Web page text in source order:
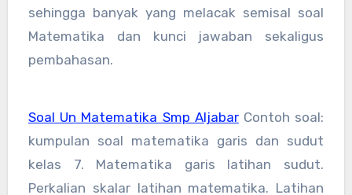
sehingga banyak yang melacak semisal soal
Matematika dan kunci jawaban sekaligus
pembahasan.
Soal Un Matematika Smp AljabarContoh soal:
kumpulan soal matematika garis dan sudut
kelas 7. Matematika garis latihan sudut.
Perkalian skalar latihan matematika. Latihan